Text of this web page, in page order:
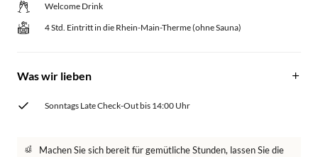
Welcome Drink
4 Std. Eintritt in die Rhein-Main-Therme (ohne Sauna)
Was wir lieben
Sonntags Late Check-Out bis 14:00 Uhr
Machen Sie sich bereit für gemütliche Stunden, lassen Sie die